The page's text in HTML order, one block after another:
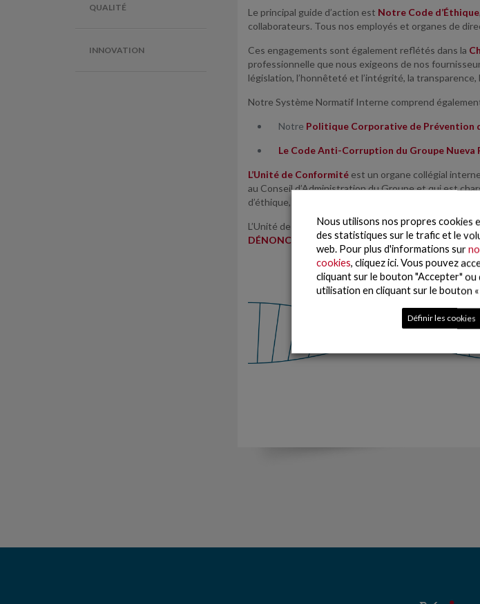
Le principal guide d’action est Notre Code d’Éthique
collaborateurs. Tous nos employés et organes de
Ces engagements sont également reflétés dans la
professionnelle que nous exigeons de nos
législation, l’honnêteté et l’intégrité, la
Notre Système Normatif Interne comprend
Notre Politique Corporative de Prévention
Le Code Anti-Corruption du Groupe Nueva
L’Unité de Conformité est un organe collégial
au Conseil d’Administration du Groupe et qui est
d’éthique, d’intégrité et de conformité aux
L’Unité de Conformité est l’organe qui assure le
DÉNONCIATIONS , dont les conditions
QUALITÉ
INNOVATION
Nous utilisons nos propres cookies
des statistiques sur le trafic et le
web. Pour plus d'informations sur
cookies, cliquez ici. Vous pouvez
cliquant sur le bouton "Accepter"
utilisation en cliquant sur le bouton
Définir les cookies